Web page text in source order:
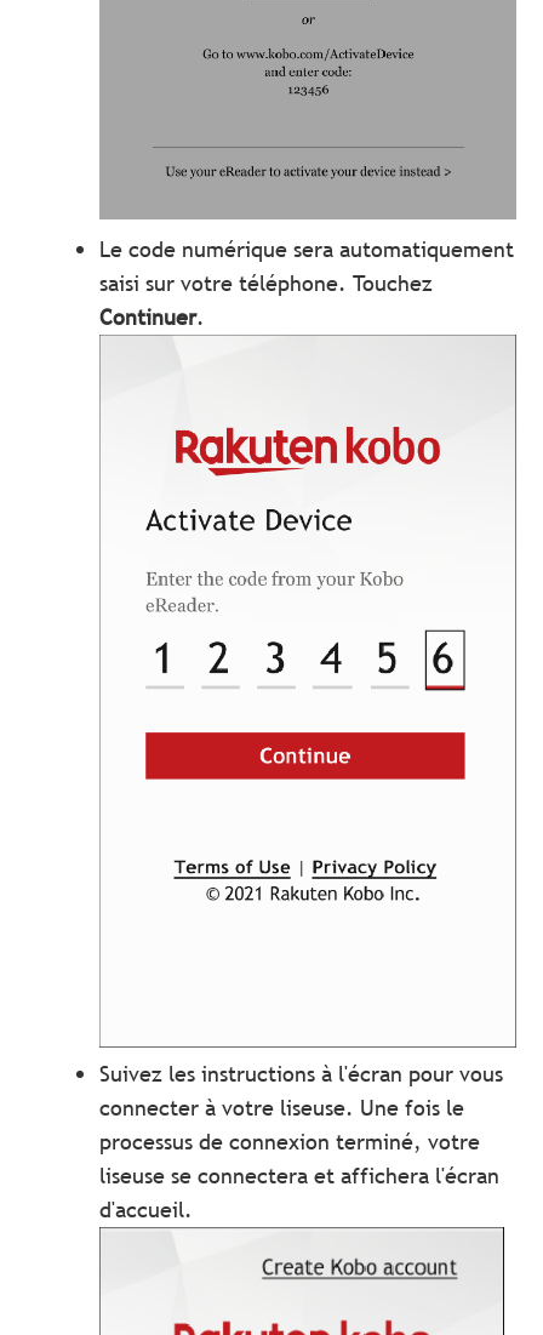
Le code numérique sera automatiquement
saisi sur votre téléphone. Touchez
Continuer.
Suivez les instructions à l'écran pour vous
connecter à votre liseuse. Une fois le
processus de connexion terminé, votre
liseuse se connectera et affichera l'écran
d'accueil.